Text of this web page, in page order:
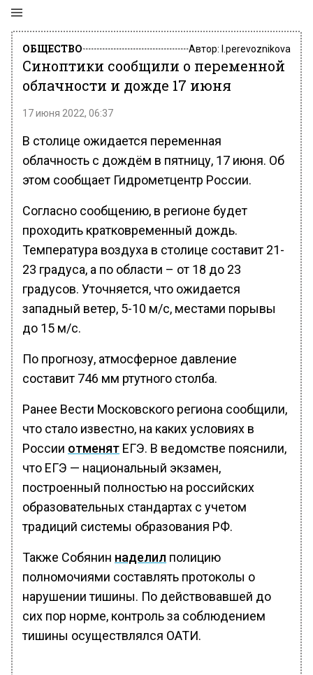
ОБЩЕСТВО Автор: l.perevoznikova
Синоптики сообщили о переменной
облачности и дожде 17 июня
17 июня 2022, 06:37
В столице ожидается переменная
облачность с дождём в пятницу, 17 июня. Об
этом сообщает Гидрометцентр России.
Согласно сообщению, в регионе будет
проходить кратковременный дождь.
Температура воздуха в столице составит 21-
23 градуса, а по области – от 18 до 23
градусов. Уточняется, что ожидается
западный ветер, 5-10 м/c, местами порывы
до 15 м/с.
По прогнозу, атмосферное давление
составит 746 мм ртутного столба.
Ранее Вести Московского региона сообщили,
что стало известно, на каких условиях в
России отменят ЕГЭ. В ведомстве пояснили,
что ЕГЭ — национальный экзамен,
построенный полностью на российских
образовательных стандартах с учетом
традиций системы образования РФ.
Также Собянин наделил полицию
полномочиями составлять протоколы о
нарушении тишины. По действовавшей до
сих пор норме, контроль за соблюдением
тишины осуществлялся ОАТИ.